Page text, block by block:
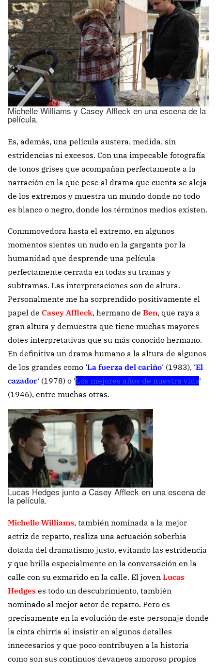
Michelle Williams y Casey Affleck en una escena de la
película.
Es, además, una película austera, medida, sin
estridencias ni excesos. Con una impecable fotografía
de tonos grises que acompañan perfectamente a la
narración en la que pese al drama que cuenta se aleja
de los extremos y muestra un mundo donde no todo
es blanco o negro, donde los términos medios existen.
Conmmovedora hasta el extremo, en algunos
momentos sientes un nudo en la garganta por la
humanidad que desprende una película
perfectamente cerrada en todas su tramas y
subtramas. Las interpretaciones son de altura.
Personalmente me ha sorprendido positivamente el
papel de Casey Affleck, hermano de Ben, que raya a
gran altura y demuestra que tiene muchas mayores
dotes interpretativas que su más conocido hermano.
En definitiva un drama humano a la altura de algunos
de los grandes como ‘La fuerza del cariño‘ (1983), ‘El
cazador‘ (1978) o ‘Los mejores años de nuestra vida‘
(1946), entre muchas otras.
Lucas Hedges junto a Casey Affleck en una escena de
la película.
Michelle Williams, también nominada a la mejor
actriz de reparto, realiza una actuación soberbia
dotada del dramatismo justo, evitando las estridencia
y que brilla especialmente en la conversación en la
calle con su exmarido en la calle. El joven Lucas
Hedges es todo un descubrimiento, también
nominado al mejor actor de reparto. Pero es
precisamente en la evolución de este personaje donde
la cinta chirria al insistir en algunos detalles
innecesarios y que poco contribuyen a la historia
como son sus continuos devaneos amoroso propios